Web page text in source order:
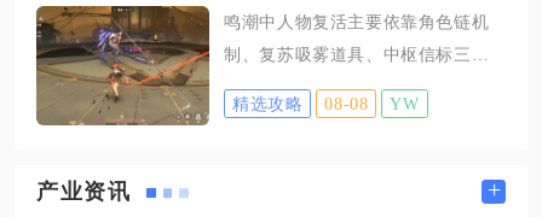
少保留一格相邻湖面，若完全脱离
湖水则无法触发后续摘柿子交互。
内货币互通渠道，打开商城右下角
寄售面板即可操作，角色达到基础
等级门槛就能上架铜币，系统会根
数量，成交后会扣除固定比例手续
鸣潮中人物复活主要依靠角色链机
制、复苏吸雾道具、中枢信标三类
途径，不同复活方式适用场景存在
明确区分，战斗内优先使用角色被
枢信标完成全员状态重置。部分辅
精选攻略 08-08 YW
产业资讯 +